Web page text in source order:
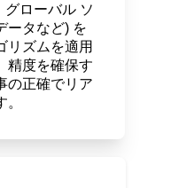
グローバル ソ
ータなど) を
リズムを適用
精度を確保す
の正確でリア